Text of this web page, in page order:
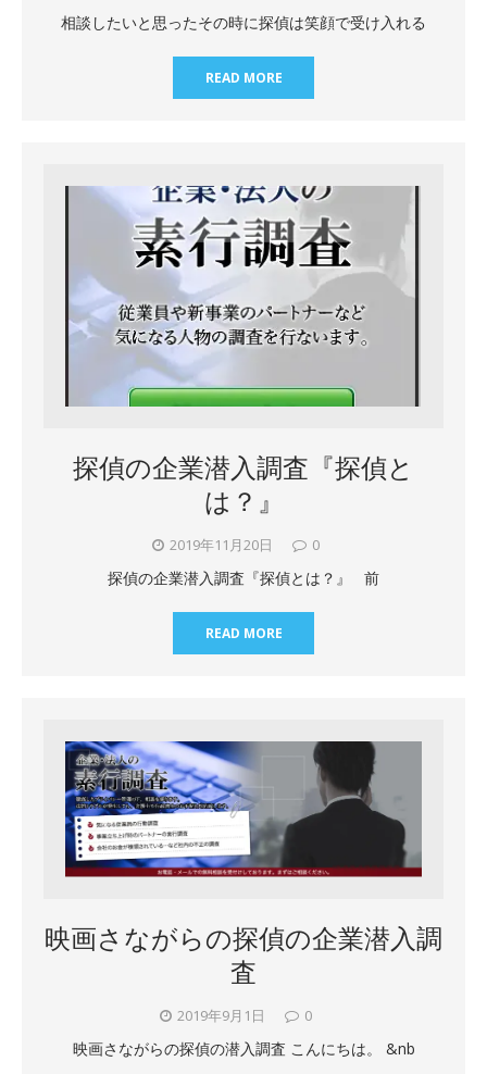
相談したいと思ったその時に探偵は笑顔で受け入れる
READ MORE
探偵の企業潜入調査『探偵と
は？』
2019年11月20日 0
探偵の企業潜入調査『探偵とは？』 前
READ MORE
映画さながらの探偵の企業潜入調
査
2019年9月1日 0
映画さながらの探偵の潜入調査 こんにちは。 &nb